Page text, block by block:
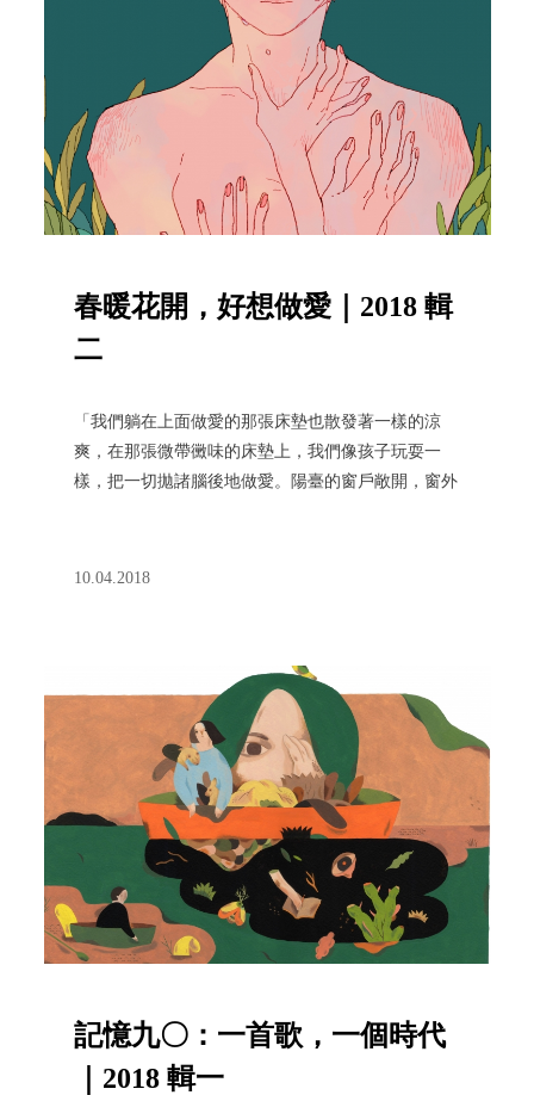
春暖花開，好想做愛｜2018 輯
二
「我們躺在上面做愛的那張床墊也散發著一樣的涼
爽，在那張微帶黴味的床墊上，我們像孩子玩耍一
樣，把一切拋諸腦後地做愛。陽臺的窗戶敞開，窗外
為之一顫。」——奧罕帕慕克《純真博物館》 有
10.04.2018
記憶九〇：一首歌，一個時代
｜2018 輯一